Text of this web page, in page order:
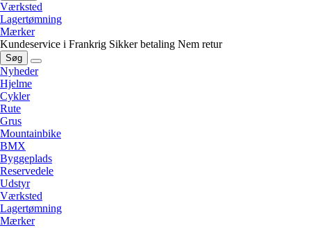
Værksted
Lagertømning
Mærker
Kundeservice i Frankrig Sikker betaling Nem retur
Søg
Nyheder
Hjelme
Cykler
Rute
Grus
Mountainbike
BMX
Byggeplads
Reservedele
Udstyr
Værksted
Lagertømning
Mærker